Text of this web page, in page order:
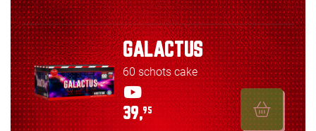
GALACTUS
60 schots cake
39,95